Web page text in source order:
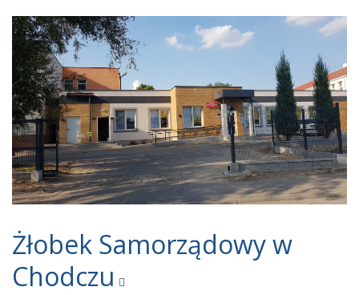
Żłobek Samorządowy w
Chodczu